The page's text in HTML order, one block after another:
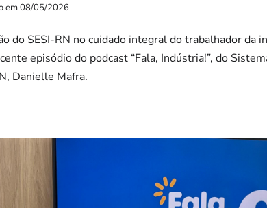
em 08/05/2026
do SESI-RN no cuidado integral do trabalhador
episódio do podcast “Fala, Indústria!”, do
Danielle Mafra.